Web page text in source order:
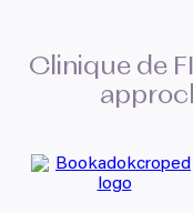
Clinique de